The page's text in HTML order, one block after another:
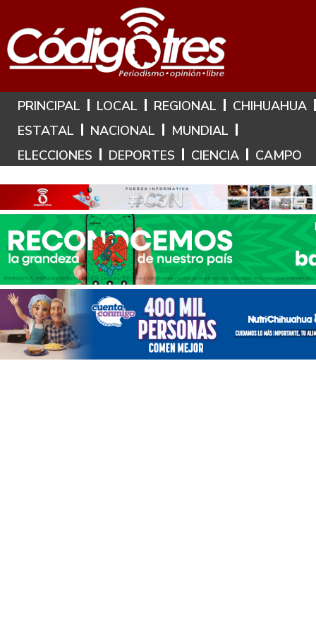
Hoy es: 9 de Agosto de 2026
PRINCIPAL LOCAL REGIONAL
CHIHUAHUA
ESTATAL
NACIONAL
MUNDIAL
ELECCIONES
DEPORTES CIENCIA CAMPO